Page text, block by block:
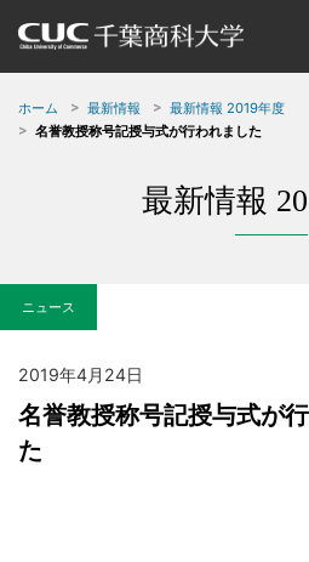
ホーム 最新情報
最新情報 2019年度
名誉教授称号記授与式が行われました
最新情報
ニュース
2019年4月24日
名誉教授称号記授与式が
た